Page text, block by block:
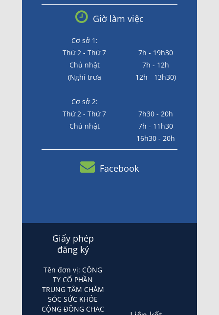
Giờ làm việc
Cơ sở 1:
Thứ 2 - Thứ 7
7h - 19h30
Chủ nhật
7h - 12h
(Nghỉ trưa
12h - 13h30)
Cơ sở 2:
Thứ 2 - Thứ 7
7h30 - 20h
Chủ nhật
7h - 11h30
16h30 - 20h
Facebook
Giấy phép
đăng ký
Tên đơn vị: CÔNG
TY CỔ PHẦN
TRUNG TÂM CHĂM
SÓC SỨC KHỎE
CỘNG ĐỒNG CHAC